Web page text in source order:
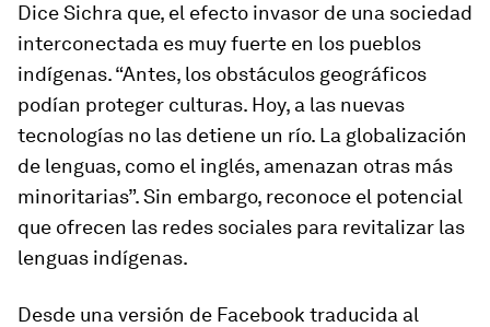
Dice Sichra que, el efecto invasor de una sociedad
interconectada es muy fuerte en los pueblos
indígenas. “Antes, los obstáculos geográficos
podían proteger culturas. Hoy, a las nuevas
tecnologías no las detiene un río. La globalización
de lenguas, como el inglés, amenazan otras más
minoritarias”. Sin embargo, reconoce el potencial
que ofrecen las redes sociales para revitalizar las
lenguas indígenas.
Desde una versión de Facebook traducida al